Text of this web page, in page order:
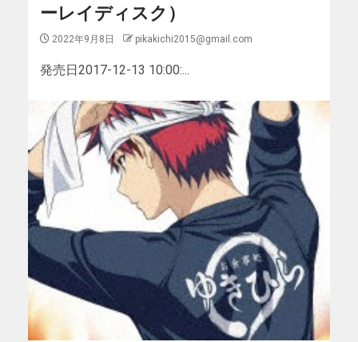
ーレイディスク）
2022年9月8日 pikakichi2015@gmail.com
発売日2017-12-13 10:00:...